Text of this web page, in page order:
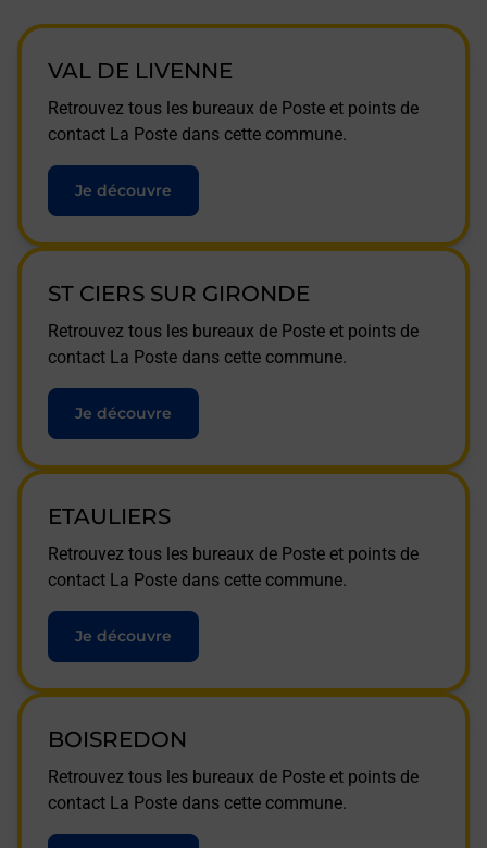
VAL DE LIVENNE
Retrouvez tous les bureaux de Poste et points de
contact La Poste dans cette commune.
Je découvre
ST CIERS SUR GIRONDE
Retrouvez tous les bureaux de Poste et points de
contact La Poste dans cette commune.
Je découvre
ETAULIERS
Retrouvez tous les bureaux de Poste et points de
contact La Poste dans cette commune.
Je découvre
BOISREDON
Retrouvez tous les bureaux de Poste et points de
contact La Poste dans cette commune.